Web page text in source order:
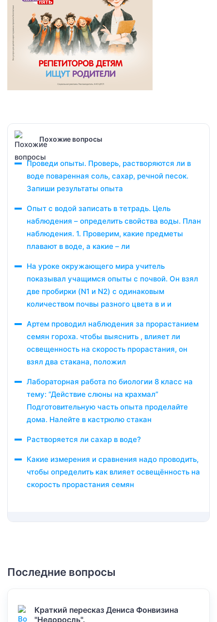
Похожие вопросы
Проведи опыты. Проверь, растворяются ли в
воде поваренная соль, сахар, речной песок.
Запиши результаты опыта
Опыт с водой записать в тетрадь. Цель
наблюдения – определить свойства воды. План
наблюдения. 1. Проверим, какие предметы
плавают в воде, а какие – ли
На уроке окружающего мира учитель
показывал учащимся опыты с почвой. Он взял
две пробирки (N1 и N2) с одинаковым
количеством почвы разного цвета в и и
Артем проводил наблюдения за прорастанием
семян гороха. чтобы выяснить , влияет ли
освещенность на скорость прорастания, он
взял два стакана, положил
Лабораторная работа по биологии 8 класс на
тему: “Действие слюны на крахмал”
Подготовительную часть опыта проделайте
дома. Налейте в кастрюлю стакан
Растворяется ли сахар в воде?
Какие измерения и сравнения надо проводить,
чтобы определить как влияет освещённость на
скорость прорастания семян
Последние вопросы
Краткий пересказ Дениса Фонвизина
"Недоросль".